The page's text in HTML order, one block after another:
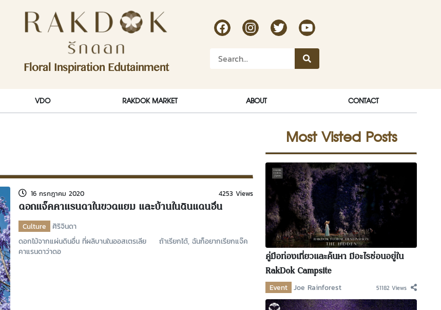
Floral Inspiration Edutainment
RakDok Channel Facebook
RakDok Channel Instagram
RakDok TwitterRakdok Channel Youtube
VDO RAKDOK MARKET ABOUT CONTACT
16 กรกฎาคม 2020 4253 Views
ดอกแจ๊คคาแรนดาในขวดแยม และบ้านในดินแดนอื่น
Culture
ศิริจินดา
ดอกไม้จากแผ่นดินอื่น ที่ผลิบานในออสเตรเลีย ถ้าเรียกได้, ฉันก็อยากเรียกแจ๊ค
คาแรนดาว่าดอ
Most Visted Posts
คู่มือท่องเที่ยวและค้นหา มีอะไรซ่อนอยู่ใน
RakDok Campsite
Event Joe Rainforest 51182 Views